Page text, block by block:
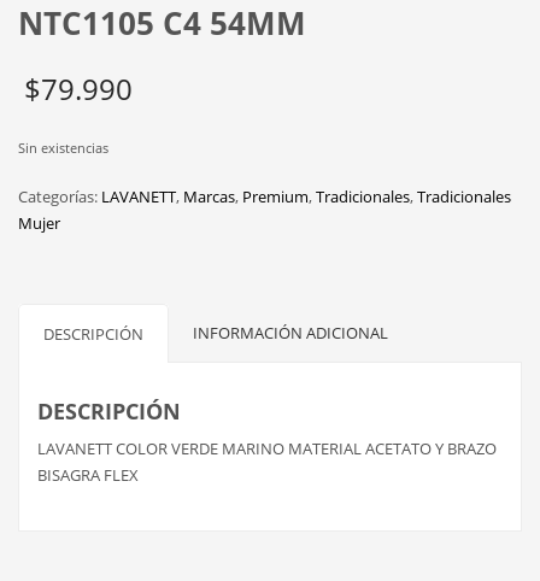
NTC1105 C4 54MM
$79.990
Sin existencias
Categorías: LAVANETT, Marcas, Premium,Tradicionales,Tradicionales
Mujer
DESCRIPCIÓN INFORMACIÓN ADICIONAL
DESCRIPCIÓN
LAVANETT COLOR VERDE MARINO MATERIAL ACETATO Y BRAZO
BISAGRA FLEX